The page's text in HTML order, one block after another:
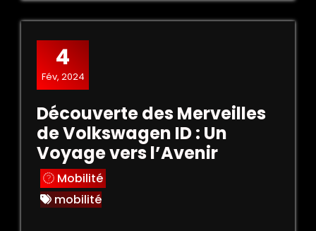
4
Fév, 2024
Découverte des Merveilles
de Volkswagen ID : Un
Voyage vers l’Avenir
Mobilité
mobilité